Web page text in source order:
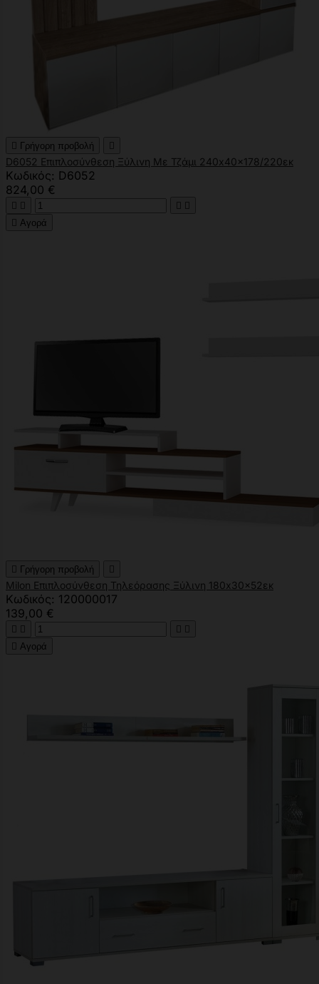
 Γρήγορη προβολή 
D6052 Επιπλοσύνθεση Ξύλινη Με Τζάμι 240x40x178/220εκ
Κωδικός: D6052
824,00 €
   
 Αγορά
 Γρήγορη προβολή 
Milon Επιπλοσύνθεση Τηλεόρασης Ξύλινη 180x30x52εκ
Κωδικός: 120000017
139,00 €
   
 Αγορά